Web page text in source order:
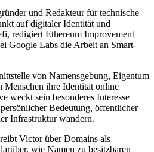
und Redakteur für technische
auf digitaler Identität und
redigiert Ethereum Improvement
Google Labs die Arbeit an Smart-
von Namensgebung, Eigentum
Menschen ihre Identität online
weckt sein besonderes Interesse
Bedeutung, öffentlicher
Infrastruktur wandern.
Victor über Domains als
wie Namen zu besitzbaren